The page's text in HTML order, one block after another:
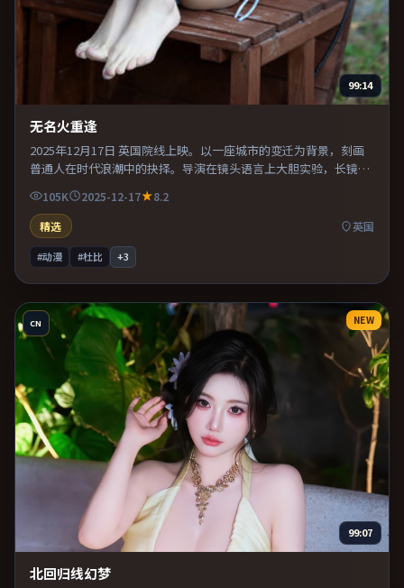
99:14
无名火重逢
2025年12月17日 英国院线上映。以一座城市的变迁为背景，刻画
普通人在时代浪潮中的抉择。导演在镜头语言上大胆实验，长镜头
与特写交替强化压迫感。推荐给偏爱群像戏与命运母题的影迷。
105K 2025-12-17
8.2
精选
英国
#动漫 #杜比 +3
CN NEW
99:07
北回归线幻梦